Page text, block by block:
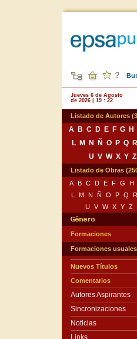
Jueves 6 de Agosto
de 2026 | 19 : 22
Listado de Autores
A B C D E F G H
L
M N Ñ O P Q R
U V W X Y Z
Listado de Obras
A
B C D E F G H
L
M N Ñ O P Q R
U
V W X Y Z
Formaciones
Formaciones usuales
Nuevos Títulos
Comentarios
Autores Aspirantes
Sincronizaciones
Noticias
Links